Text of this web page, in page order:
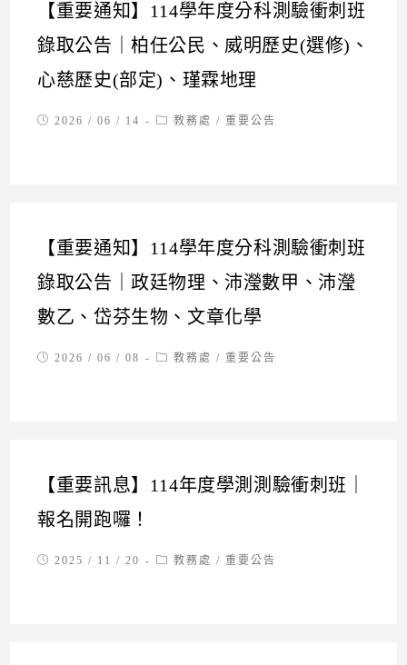
【重要通知】114學年度分科測驗衝刺班
錄取公告｜柏任公民、威明歷史(選修)、
心慈歷史(部定)、瑾霖地理
Post2026 / 06 / 14
Post教務處 / 重要公告
【重要通知】114學年度分科測驗衝刺班
錄取公告｜政廷物理、沛瀅數甲、沛瀅
數乙、岱芬生物、文章化學
Post2026 / 06 / 08
Post教務處 / 重要公告
【重要訊息】114年度學測測驗衝刺班｜
報名開跑囉！
Post2025 / 11 / 20
Post教務處 / 重要公告